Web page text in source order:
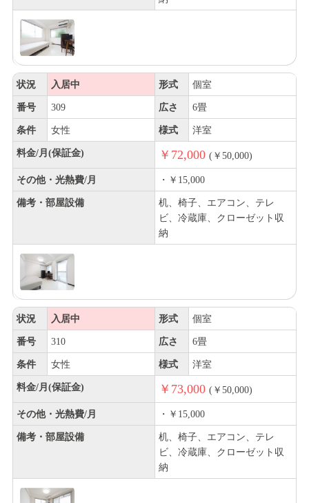
状況 入居中 形式 個室
番号 309 広さ 6畳
条件 女性 様式 洋室
料金/月(保証金) ￥72,000 (￥50,000)
その他・光熱費/月 ・￥15,000
備考・部屋設備
机、椅子、エアコン、テレ
ビ、冷蔵庫、クローゼット収
納
状況 入居中 形式 個室
番号 310 広さ 6畳
条件 女性 様式 洋室
料金/月(保証金) ￥73,000 (￥50,000)
その他・光熱費/月 ・￥15,000
備考・部屋設備
机、椅子、エアコン、テレ
ビ、冷蔵庫、クローゼット収
納